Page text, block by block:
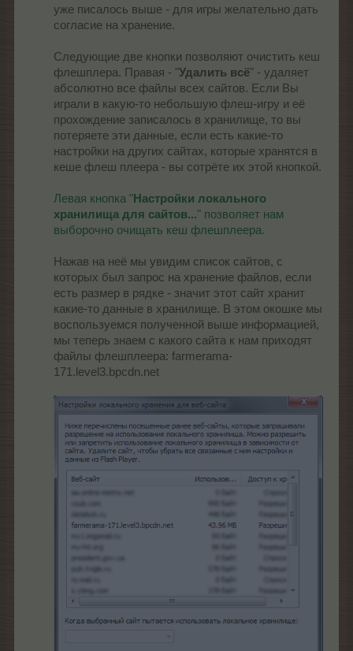
уже писалось выше - для игры желательно дать
согласие на хранение.
Следующие две кнопки позволяют очистить кеш
флешплера. Правая - "Удалить всё" - удаляет
абсолютно все файлы всех сайтов. Если Вы
играли в какую-то небольшую флеш-игру и её
прохождение записалось в хранилище, то вы
потеряете эти данные, если есть какие-то
настройки на других сайтах, которые хранятся в
кеше флеш плеера - вы сотрёте их этой кнопкой.
Левая кнопка "Настройки локального
хранилища для сайтов..." позволяет нам
выборочно очищать кеш флешплеера.
Нажав на неё мы увидим список сайтов, с
которых был запрос на хранение файлов, если
есть размер в рядке - значит этот сайт хранит
какие-то данные в хранилище. В этом окошке мы
воспользуемся полученной выше информацией,
мы теперь знаем с какого сайта к нам приходят
файлы флешплеера: farmerama-
171.level3.bpcdn.net